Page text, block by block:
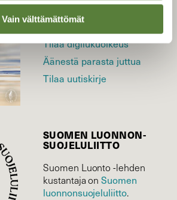
Vain välttämättömät
Uusin lehti
Tilaa Suomen Luonto
Tilaa digilukuoikeus
Äänestä parasta juttua
Tilaa uutiskirje
SUOMEN LUONNON­
SUOJELU­LIITTO
Suomen Luonto -lehden
kustantaja onSuomen
luonnonsuojelu­liitto.